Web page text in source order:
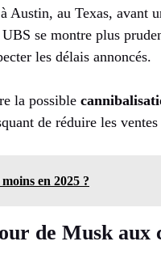
Austin, au Texas, avant
se montre plus
les délais annoncés.
la possible
de réduire les
en 2025 ?
de Musk aux